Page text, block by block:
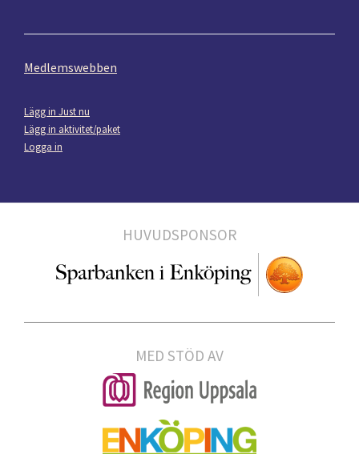
Medlemswebben
Lägg in Just nu
Lägg in aktivitet/paket
Logga in
HUVUDSPONSOR
MED STÖD AV